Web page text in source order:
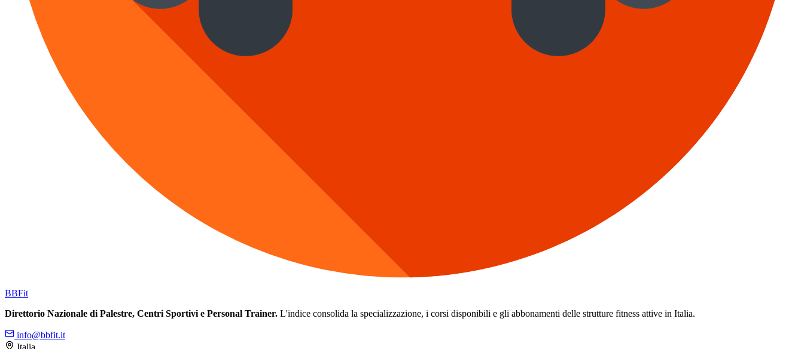
BBFit
Direttorio Nazionale di Palestre, Centri Sportivi e Personal Trainer. L'indice consolida la specializzazione, i corsi disponibili e gli abbonamenti delle strutture fitness attive in Italia.
info@bbfit.it